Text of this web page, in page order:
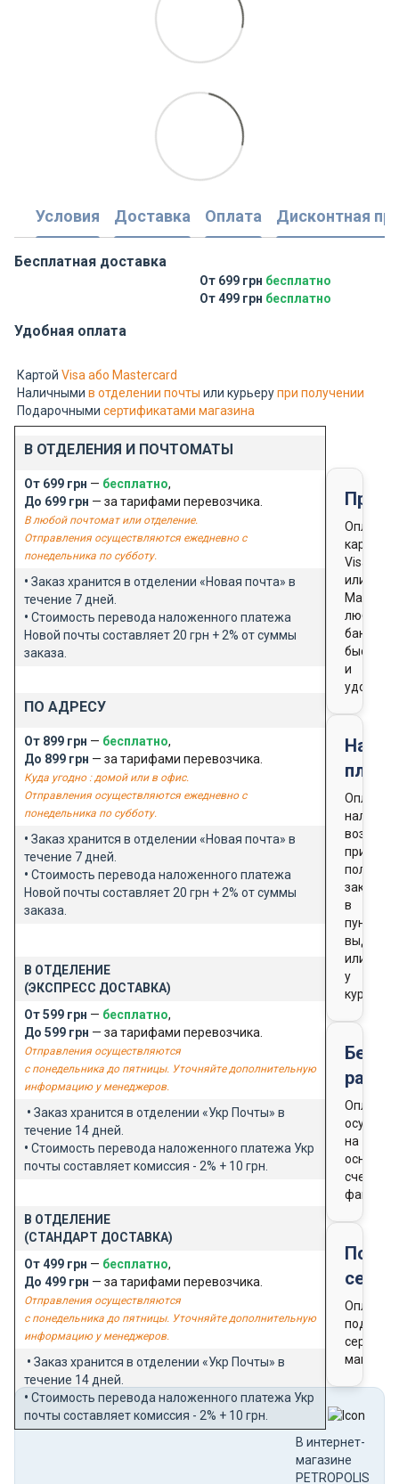
Условия Доставка Оплата Дисконтная
Бесплатная доставка
От 699 грн бесплатно
От 499 грн бесплатно
Удобная оплата
Картой Visa або Mastercard
Наличными в отделении почты или курьерупри получении
Подарочными сертификатами магазина
В ОТДЕЛЕНИЯ И ПОЧТОМАТЫ
От 699 грн — бесплатно,
До 699 грн — за тарифами перевозчика.
В любой почтомат или отделение.
Отправления осуществляются ежедневно с
понедельника по субботу.
• Заказ хранится в отделении «Новая почта» в
течение 7 дней.
• Стоимость перевода наложенного платежа
Новой почты составляет 20 грн + 2% от суммы
заказа.
ПО АДРЕСУ
От 899 грн — бесплатно,
До 899 грн — за тарифами перевозчика.
Куда угодно : домой или в офис.
Отправления осуществляются ежедневно с
понедельника по субботу.
• Заказ хранится в отделении «Новая почта» в
течение 7 дней.
• Стоимость перевода наложенного платежа
Новой почты составляет 20 грн + 2% от суммы
заказа.
В ОТДЕЛЕНИЕ
(ЭКСПРЕСС ДОСТАВКА)
От 599 грн — бесплатно,
До 599 грн — за тарифами перевозчика.
Отправления осуществляются
с понедельника до пятницы. Уточняйте дополнительную
информацию у менеджеров.
• Заказ хранится в отделении «Укр Почты» в
течение 14 дней.
• Стоимость перевода наложенного платежа Укр
почты составляет комиссия - 2% + 10 грн.
В ОТДЕЛЕНИЕ
(СТАНДАРТ ДОСТАВКА)
От 499 грн — бесплатно,
До 499 грн — за тарифами перевозчика.
Отправления осуществляются
с понедельника до пятницы. Уточняйте дополнительную
информацию у менеджеров.
• Заказ хранится в отделении «Укр Почты» в
течение 14 дней.
• Стоимость перевода наложенного платежа Укр
почты составляет комиссия - 2% + 10 грн.
Оплата
картой
Visa
или
любого
банка
быстро
и
удобно
Оплата
при
заказа
в
пункте
выдачи
или
у
курьера
Оплата
на
счета-
фактуры
Оплата
В интернет-
магазине
PETROPOLIS